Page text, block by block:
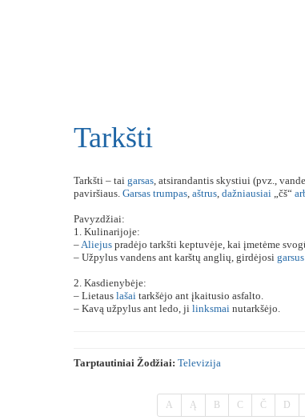
Tarkšti
Tarkšti – tai garsas, atsirandantis skystiui (pvz.,
paviršiaus. Garsas trumpas, aštrus, dažniausiai „čš“
Pavyzdžiai:
1. Kulinarijoje:
–Aliejus pradėjo tarkšti keptuvėje, kai įmetėme
– Užpylus vandens ant karštų anglių, girdėjosi garsus
2. Kasdienybėje:
– Lietaus lašai tarkšėjo ant įkaitusio asfalto.
– Kavą užpylus ant ledo, ji linksmai nutarkšėjo.
Tarptautiniai Žodžiai: Televizija
A Ą B C Č D